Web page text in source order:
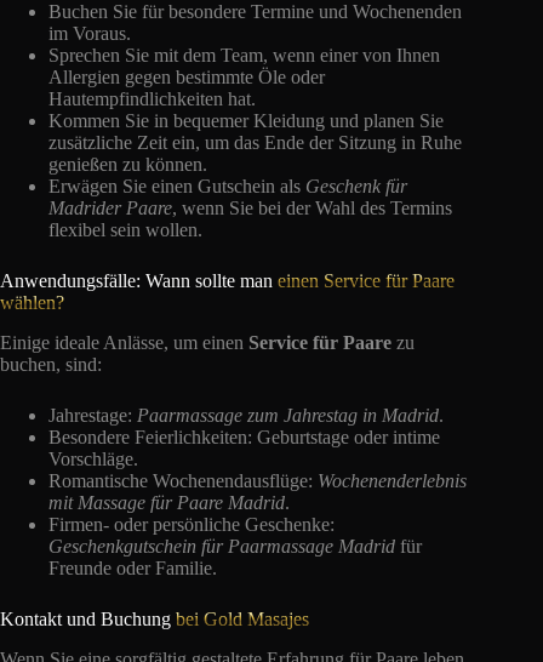
Buchen Sie für besondere Termine und Wochenenden
im Voraus.
Sprechen Sie mit dem Team, wenn einer von Ihnen
Allergien gegen bestimmte Öle oder
Hautempfindlichkeiten hat.
Kommen Sie in bequemer Kleidung und planen Sie
zusätzliche Zeit ein, um das Ende der Sitzung in Ruhe
genießen zu können.
Erwägen Sie einen Gutschein als Geschenk für
Madrider Paare, wenn Sie bei der Wahl des Termins
flexibel sein wollen.
Anwendungsfälle: Wann sollte man einen Service für Paare
wählen?
Einige ideale Anlässe, um einen Service für Paare zu
buchen, sind:
Jahrestage: Paarmassage zum Jahrestag in Madrid.
Besondere Feierlichkeiten: Geburtstage oder intime
Vorschläge.
Romantische Wochenendausflüge: Wochenenderlebnis
mit Massage für Paare Madrid.
Firmen- oder persönliche Geschenke:
Geschenkgutschein für Paarmassage Madrid für
Freunde oder Familie.
Kontakt und Buchung bei Gold Masajes